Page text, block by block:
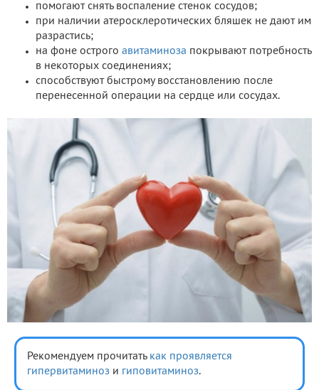
помогают снять воспаление стенок сосудов;
при наличии атеросклеротических бляшек не дают им
разрастись;
на фоне острого авитаминоза покрывают потребность
в некоторых соединениях;
способствуют быстрому восстановлению после
перенесенной операции на сердце или сосудах.
Рекомендуем прочитать как проявляется
гипервитаминоз и гиповитаминоз.